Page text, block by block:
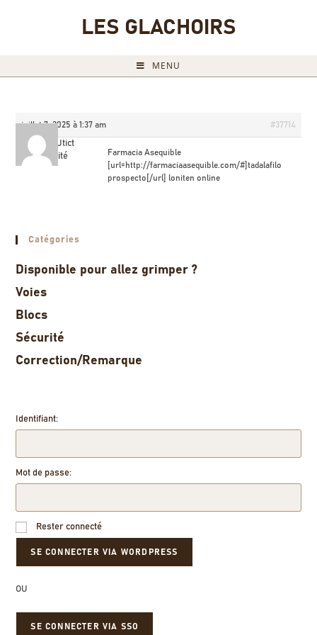
LES GLACHOIRS
MENU
juillet 7, 2025 à 1:37 am #37714
DanielUtict
Invité
Farmacia Asequible
[url=http://farmaciaasequible.com/#]tadalafilo
prospecto[/url] loniten online
Catégories
Disponible pour allez grimper ?
Voies
Blocs
Sécurité
Correction/Remarque
Identifiant:
Mot de passe:
Rester connecté
OU
SE CONNECTER VIA SSO